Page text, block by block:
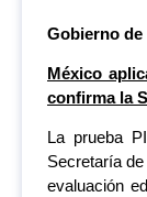
Gobierno de
México
confirma la
La prueba
Secretaría
evaluación